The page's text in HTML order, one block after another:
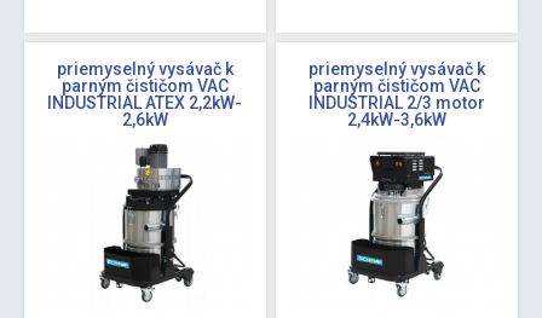
priemyselný vysávač k
parným čističom VAC
INDUSTRIAL ATEX 2,2kW-
2,6kW
priemyselný vysávač k
parným čističom VAC
INDUSTRIAL 2/3 motor
2,4kW-3,6kW